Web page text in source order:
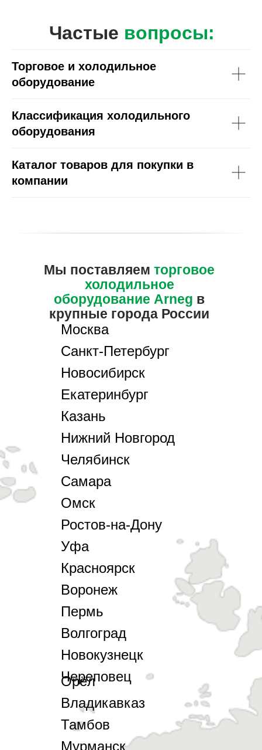
Частые вопросы:
Торговое и холодильное
оборудование
Классификация холодильного
оборудования
Каталог товаров для покупки в
компании
Мы поставляем торговое
холодильное
оборудование Arneg в
крупные города России
Москва
Санкт-Петербург
Новосибирск
Екатеринбург
Казань
Нижний Новгород
Челябинск
Самара
Омск
Ростов-на-Дону
Уфа
Красноярск
Воронеж
Пермь
Волгоград
Новокузнецк
Череповец
Орёл
Владикавказ
Тамбов
Мурманск